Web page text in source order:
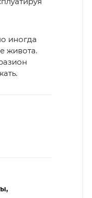
иногда
живота.